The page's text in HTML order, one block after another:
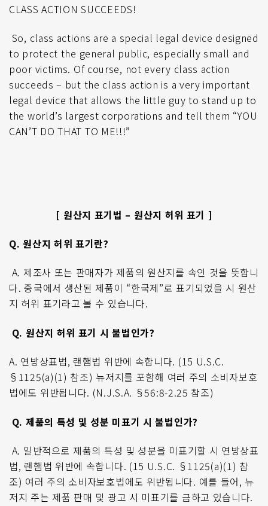
CLASS ACTION SUCCEEDS!
So, class actions are a special legal device designed
to protect the general public, especially small and
poor victims. Of course, not every class action
succeeds – but the class action is a very important
legal device that allows the little guy to stand up to
the world’s largest corporations and tell them “YOU
CAN’T DO THAT TO ME!!!”
[ 원산지 표기법 – 원산지 허위 표기 ]
Q. 원산지 허위 표기란?
A. 제조사 또는 판매자가 제품의 원산지를 속인 것을 뜻합니
다.중국에서 생산된 제품이 “한국제”로 표기되었을 시 원산
지 허위 표기라고 볼 수 있습니다.
Q. 원산지 허위 표기 시 불법인가?
A. 연방상표법, 랜햄법 위반에 속합니다. (15 U.S.C.
§1125(a)(1) 참조)뉴저지를 포함해 여러 주의 소비자보호
법에도 위반됩니다. (N.J.S.A. §56:8-2.25 참조)
Q. 제품의 특성 및 성분 미표기 시 불법인가?
A. 일반적으로 제품의 특성 및 성분을 미표기할 시 연방상표
법, 랜햄법 위반에 속합니다. (15 U.S.C. §1125(a)(1) 참
조) 여러 주의 소비자보호법에도 위반됩니다. 예를 들어,뉴
저지 주는 제품 판매 및 광고 시 미표기를 금하고 있습니다.